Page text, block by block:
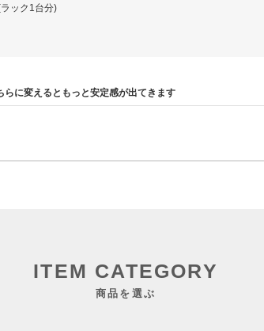
ック1台分)
に変えるともっと安定感が出てきます